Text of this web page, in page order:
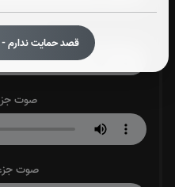
قصد حمایت ندارم -
صوت
صوت
صوت جزء